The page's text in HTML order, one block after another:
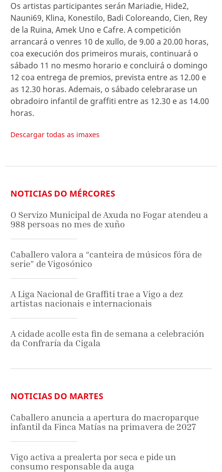
Os artistas participantes serán Mariadie, Hide2,
Nauni69, Klina, Konestilo, Badi Coloreando, Cien, Rey
de la Ruina, Amek Uno e Cafre. A competición
arrancará o venres 10 de xullo, de 9.00 a 20.00 horas,
coa execución dos primeiros murais, continuará o
sábado 11 no mesmo horario e concluirá o domingo
12 coa entrega de premios, prevista entre as 12.00 e
as 12.30 horas. Ademais, o sábado celebrarase un
obradoiro infantil de graffiti entre as 12.30 e as 14.00
horas.
Descargar todas as imaxes
NOTICIAS DO MÉRCORES
O Servizo Municipal de Axuda no Fogar atendeu a
988 persoas no mes de xuño
Caballero valora a “canteira de músicos fóra de
serie” de Vigosónico
A Liga Nacional de Graffiti trae a Vigo a dez
artistas nacionais e internacionais
A cidade acolle esta fin de semana a celebración
da Confraría da Cigala
NOTICIAS DO MARTES
Caballero anuncia a apertura do macroparque
infantil da Finca Matías na primavera de 2027
Vigo activa a prealerta por seca e pide un
consumo responsable da auga